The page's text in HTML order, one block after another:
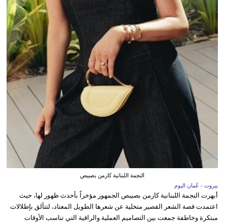
النجمة اللبنانية كارمن بصيبص
بيروت - عُمان اليوم
أبهرت النجمة اللبنانية كارمن بصيبص الجمهور مؤخراً بأحدث ظهور لها، حيث
اعتمدت قصة الشعر القصير متخلية عن شعرها الطويل المعتاد، لتتألق بإطلالات
مبتكرة وخاطفة جمعت بين التصاميم العملية والراقية التي تناسب الأوقات